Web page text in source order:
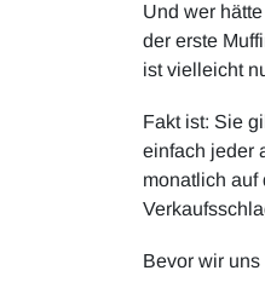
Und wer
der erste
ist vielleicht
Fakt ist: Sie
einfach jeder
monatlich auf
Bevor wir